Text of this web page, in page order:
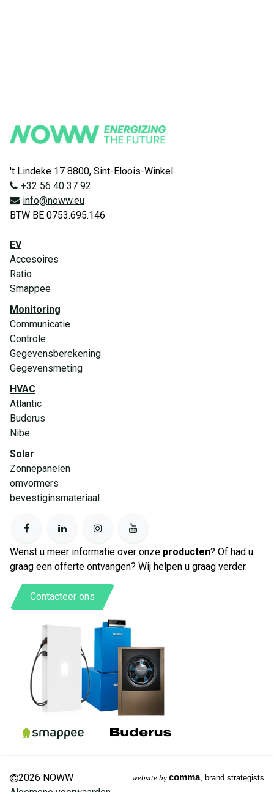
't Lindeke 17 8800, Sint-Eloois-Winkel
+32 56 40 37 92
info@noww.eu
BTW BE 0753.695.146
EV
Accesoires
Ratio
Smappee
Monitoring
Communicatie
Controle
Gegevensberekening
Gegevensmeting
HVAC
Atlantic
Buderus
Nibe
Solar
Zonnepanelen
omvormers
bevestiginsmateriaal
Wenst u meer informatie over onze producten? Of had u
graag een offerte ontvangen? Wij helpen u graag verder.
Contacteer ons
2026 NOWW
website by comma, brand strategists